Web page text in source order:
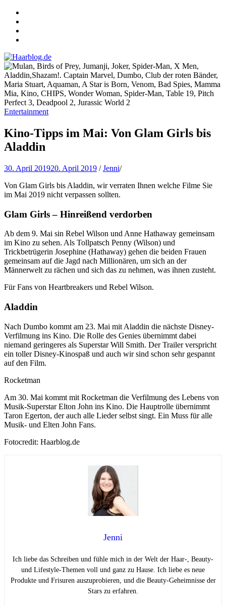
Haarblog.de
Haarpflege | Haarstyling | Beauty | Entertainment
Entertainment
Kino-Tipps im Mai: Von Glam Girls bis
Aladdin
30. April 201920. April 2019 /Jenni/
Von Glam Girls bis Aladdin, wir verraten Ihnen welche Filme Sie
im Mai 2019 nicht verpassen sollten.
Glam Girls – Hinreißend verdorben
Ab dem 9. Mai sin Rebel Wilson und Anne Hathaway gemeinsam
im Kino zu sehen. Als Tollpatsch Penny (Wilson) und
Trickbetrügerin Josephine (Hathaway) gehen die beiden Frauen
gemeinsam auf die Jagd nach Millionären, um sich an der
Männerwelt zu rächen und sich das zu nehmen, was ihnen zusteht.
Für Fans von Heartbreakers und Rebel Wilson.
Aladdin
Nach Dumbo kommt am 23. Mai mit Aladdin die nächste Disney-
Verfilmung ins Kino. Die Rolle des Genies übernimmt dabei
niemand geringeres als Superstar Will Smith. Der Trailer verspricht
ein toller Disney-Kinospaß und auch wir sind schon sehr gespannt
auf den Film.
Rocketman
Am 30. Mai kommt mit Rocketman die Verfilmung des Lebens von
Musik-Superstar Elton John ins Kino. Die Hauptrolle übernimmt
Taron Egerton, der auch alle Lieder selbst singt. Ein Muss für alle
Musik- und Elten John Fans.
Fotocredit: Haarblog.de
Jenni
Ich liebe das Schreiben und fühle mich in der Welt der Haar-, Beauty-
und Lifestyle-Themen voll und ganz zu Hause. Ich liebe es neue
Produkte und Frisuren auszuprobieren, und die Beauty-Geheimnisse der
Stars zu erfahren.